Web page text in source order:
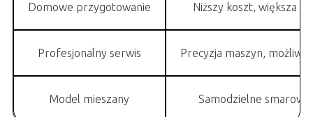
Domowe przygotowanie Niższy koszt, większa
Profesjonalny serwis Precyzja maszyn,
Model mieszany Samodzielne